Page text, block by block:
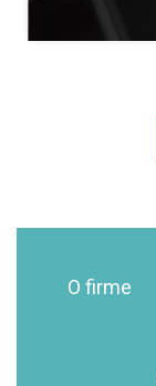
O firme